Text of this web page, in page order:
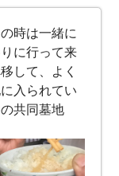
時は一緒に
に行って来
して、よく
入られてい
共同墓地